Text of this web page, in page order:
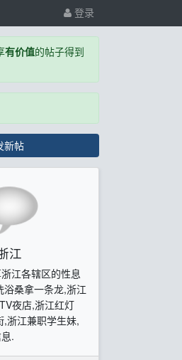
登录
有价值的帖子得到
新帖
江
江各辖区的性息
桑拿一条龙,浙江
夜店,浙江红灯
,浙江兼职学生妹,
.